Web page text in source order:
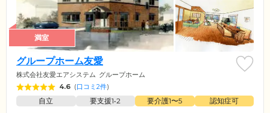
満室
グループホーム友愛
株式会社友愛エアシステム グループホーム
4.6 (口コミ2件)
自立 要支援1•2 要介護1〜5
認知症可